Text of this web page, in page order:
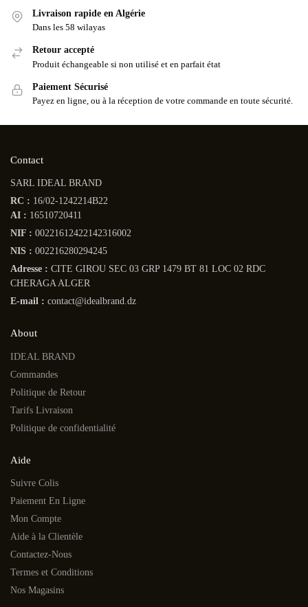
Livraison rapide en Algérie
Dans les 58 wilayas
Retour accepté
Produit échangeable si non utilisé et en parfait état
Paiement Sécurisé
Payez en ligne, ou à la réception de votre commande en toute sécurité.
Contact
SARL IDEAL BRAND
RC : 16/02-1242214B22
AI : 16510720411
NIF : 00221612422142316002
NIS : 002216280294245
Adresse : CITE GIROU SEC 03 GRP 1479 BT 81 LOC 02 RDC
CHERAGA ALGER
E-mail : contact@idealbrand.dz
About
IDEAL BRAND
Commandes
Politique de Retour
Tarifs Livraison
Politique de confidentialité
Aide
Suivre Colis
Paiement En Ligne
Mon Compte
Aide à la Clientèle
Contactez-Nous
Termes et Conditions
Nos Magasins